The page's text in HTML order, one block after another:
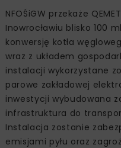
NFOŚiGW przekaże
Inowrocławiu blisko 100
konwersję kotła
wraz z układem
instalacji wykorzystane
parowe zakładowej
inwestycji wybudowana
infrastruktura do
Instalacja zostanie
emisjami pyłu oraz